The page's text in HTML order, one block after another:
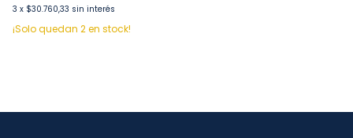
3 x $30.760,33 sin interés
¡Solo quedan 2en stock!